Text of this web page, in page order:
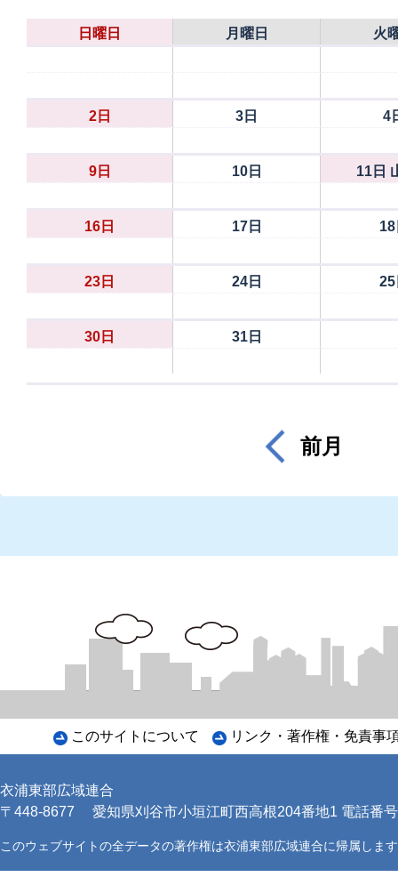
日曜日 月曜日 火
2日 3日 4
9日 10日 11日
16日 17日 18
23日 24日 25
30日 31日
前月
このサイトについて リンク・著作権・免責事
衣浦東部広域連合
〒448-8677
愛知県刈谷市小垣江町西高根204番地1 電話
このウェブサイトの全データの著作権は衣浦東部広域連合に帰属しま